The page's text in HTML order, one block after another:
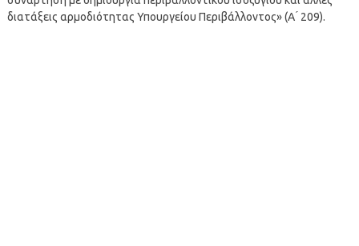
διατάξεις αρμοδιότητας Υπουργείου Περιβάλλοντος» (Α ́ 209).